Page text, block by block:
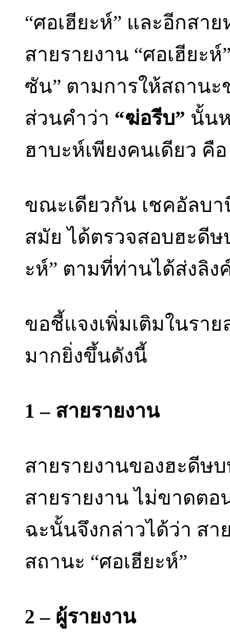
“ศอเฮียะห์” และอีกสา
สายรายงาน “ศอเฮียะ
ซัน” ตามการให้สถาน
ส่วนคำว่า “ฆ่อรีบ” นั้น
ฮาบะห์เพียงคนเดียว
ขณะเดียวกัน เชคอัลบ
สมัย ได้ตรวจสอบฮะดีษ
ะห์” ตามที่ท่านได้ส่งลิง
ขอชี้แจงเพิ่มเติมในราย
มากยิ่งขึ้นดังนี้
1 – สายรายงาน
สายรายงานของฮะดีษ
สายรายงาน ไม่ขาดตอ
ฉะนั้นจึงกล่าวได้ว่า ส
สถานะ “ศอเฮียะห์”
2 – ผู้รายงาน